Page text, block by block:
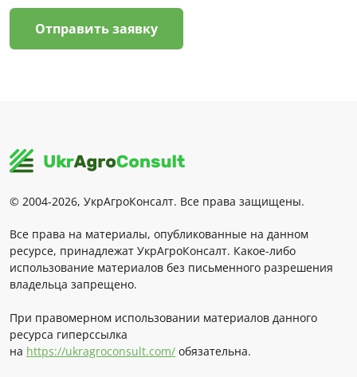
Отправить заявку
© 2004-2026, УкрАгроКонсалт. Все права защищены.
Все права на материалы, опубликованные на данном
ресурсе, принадлежат УкрАгроКонсалт. Какое-либо
использование материалов без письменного разрешения
владельца запрещено.
При правомерном использовании материалов данного
ресурса гиперссылка
на https://ukragroconsult.com/ обязательна.